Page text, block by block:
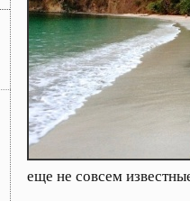
еще не совсем